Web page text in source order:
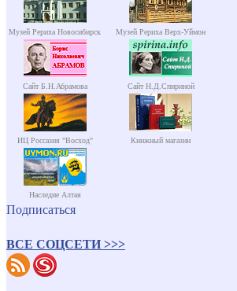
Музей Рериха Новосибирск Музей Рериха Верх-Уймон
Сайт Б.Н.Абрамова Сайт Н.Д.Спириной
ИЦ Россазия "Восход" Книжный магазин
Наследие Алтая
Подписаться
ВСЕ СОЦСЕТИ >>>